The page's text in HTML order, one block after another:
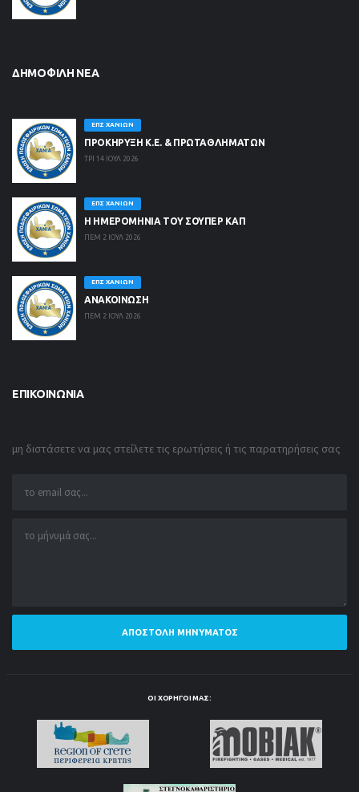
ΔΗΜΟΦΙΛΉ ΝΈΑ
ΕΠΣ ΧΑΝΊΩΝ
ΠΡΟΚΗΡΥΞΗ Κ.Ε. & ΠΡΩΤΑΘΛΗΜΑΤΩΝ
ΤΡΙ 14 ΙΟΥΛ 2026
ΕΠΣ ΧΑΝΊΩΝ
Η ΗΜΕΡΟΜΗΝΙΑ ΤΟΥ ΣΟΥΠΕΡ ΚΑΠ
ΠΕΜ 2 ΙΟΥΛ 2026
ΕΠΣ ΧΑΝΊΩΝ
ΑΝΑΚΟΙΝΩΣΗ
ΠΕΜ 2 ΙΟΥΛ 2026
ΕΠΙΚΟΙΝΩΝΊΑ
μη διστάσετε να μας στείλετε τις ερωτήσεις ή τις παρατηρήσεις σας
ΑΠΟΣΤΟΛΉ ΜΗΝΎΜΑΤΟΣ
ΟΙ ΧΟΡΗΓΟΊ ΜΑΣ: